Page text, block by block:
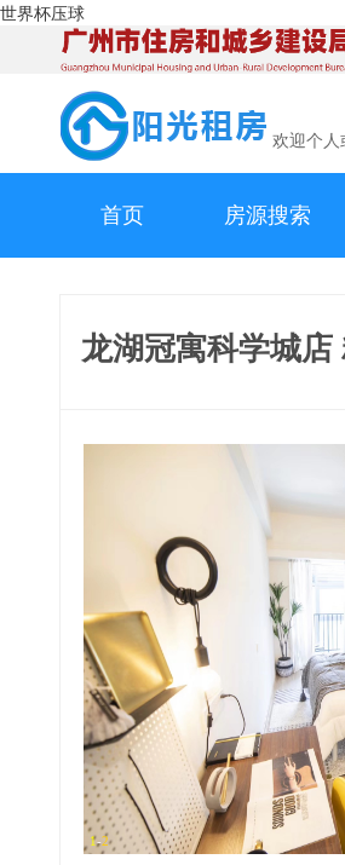
世界杯压球
欢迎个人
首页 房源搜索
龙湖冠寓科学城
1-2